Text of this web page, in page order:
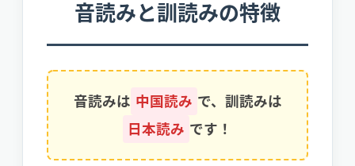
音読みと訓読みの特徴
音読みは 中国読み で、訓読みは
日本読み です！